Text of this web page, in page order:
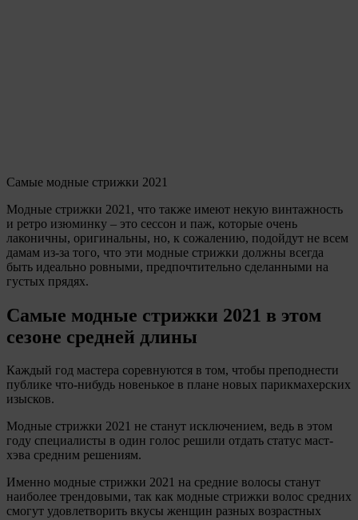
Самые модные стрижки 2021
Модные стрижки 2021, что также имеют некую винтажность
и ретро изюминку – это сессон и паж, которые очень
лаконичны, оригинальны, но, к сожалению, подойдут не всем
дамам из-за того, что эти модные стрижки должны всегда
быть идеально ровными, предпочтительно сделанными на
густых прядях.
Самые модные стрижки 2021 в этом
сезоне средней длины
Каждый год мастера соревнуются в том, чтобы преподнести
публике что-нибудь новенькое в плане новых парикмахерских
изысков.
Модные стрижки 2021 не станут исключением, ведь в этом
году специалисты в один голос решили отдать статус маст-
хэва средним решениям.
Именно модные стрижки 2021 на средние волосы станут
наиболее трендовыми, так как модные стрижки волос средних
смогут удовлетворить вкусы женщин разных возрастных